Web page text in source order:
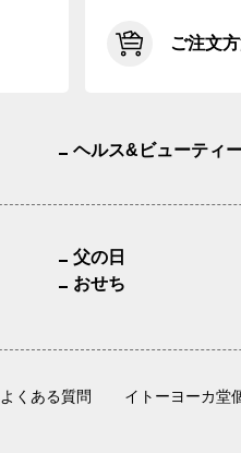
ご注文
ヘルス&ビューティ
父の日
おせち
よくある質問 イトーヨーカ堂